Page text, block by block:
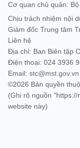
Cơ quan chủ quản:
Chịu trách nhiệm nội
Giám đốc Trung tâm
Liên hệ
Địa chỉ: Ban Biên tập
Điện thoại: 024 3936
Email: stc@mst.gov.vn
©2026 Bản quyền
(Ghi rõ nguồn
website này)